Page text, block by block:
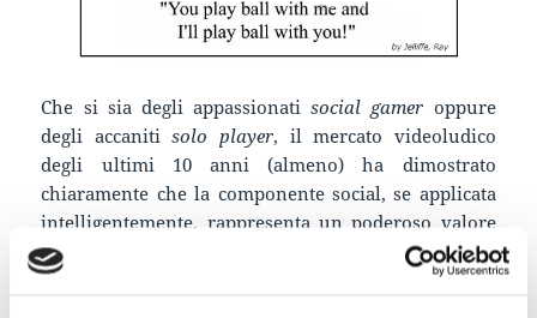
Che si sia degli appassionatisocial gamer oppure
degli accanitisolo player, il mercato videoludico
degli ultimi 10 anni (almeno) ha dimostrato
chiaramente che la componente social, se applicata
intelligentemente, rappresenta un poderoso valore
aggiunto a qualunque esperienza di genere. In
parole povere, come si può notare dal lavoro svolto